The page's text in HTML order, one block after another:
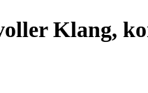
Klang,